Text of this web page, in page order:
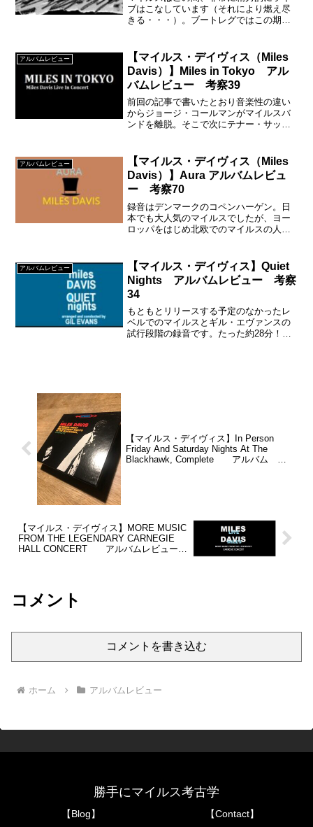
ブはこなしています（それにより燃え尽
きる・・・）。ブートレグではこの期間
ん大絶賛です。
アルバムレビュー
【マイルス・デイヴィス（Miles
Davis）】Miles in Tokyo アル
バムレビュー 考察39
前回の記事で書いたとおり音楽性の違い
からジョージ・コールマンがマイルスバ
ンドを離脱。そこで次にテナー・サック
アルバムレビュー
【マイルス・デイヴィス（Miles
Davis）】Aura アルバムレビュ
ー 考察70
録音はデンマークのコペンハーゲン。日
本でも大人気のマイルスでしたが、ヨー
ロッパをはじめ北欧でのマイルスの人気
ったところ。マイルスはデンマークで
『レオ二ド・ソニング賞』というものを
受賞したのでした。
アルバムレビュー
【マイルス・デイヴィス】Quiet
Nights アルバムレビュー 考察
34
もともとリリースする予定のなかったレ
ベルでのマイルスとギル・エヴァンスの
試行段階の録音です。たった約28分！！
【マイルス・デイヴィス】In Person
Friday And Saturday Nights At The
Blackhawk, Complete アルバム レ
【マイルス・デイヴィス】MORE MUSIC
FROM THE LEGENDARY CARNEGIE
HALL CONCERT アルバムレビュー
コメント
コメントを書き込む
ホーム アルバムレビュー
勝手にマイルス考古学
【Blog】 【Contact】